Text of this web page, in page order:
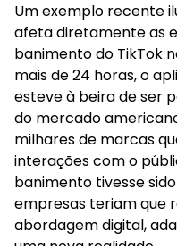
Um exemplo recente
afeta diretamente as
banimento do TikTok
mais de 24 horas, o
esteve à beira de ser
do mercado
milhares de marcas
interações com o
banimento tivesse
empresas teriam que
abordagem digital,